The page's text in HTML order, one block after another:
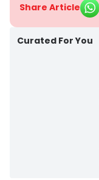
Share Article
Curated For You